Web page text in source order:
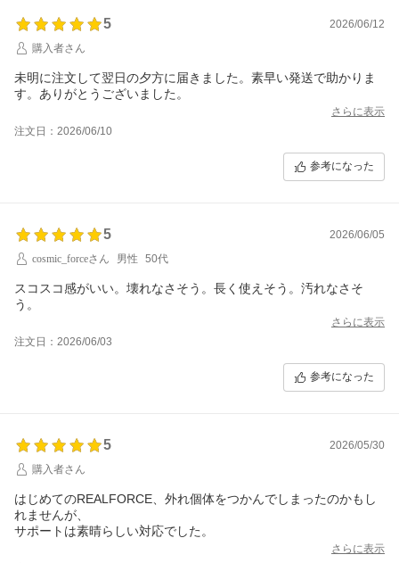
5
2026/06/12
購入者さん
未明に注文して翌日の夕方に届きました。素早い発送で助かりま
す。ありがとうございました。
さらに表示
注文日：2026/06/10
参考になった
5
2026/06/05
cosmic_forceさん
男性 50代
スコスコ感がいい。壊れなさそう。長く使えそう。汚れなさそ
う。
さらに表示
注文日：2026/06/03
参考になった
5
2026/05/30
購入者さん
はじめてのREALFORCE、外れ個体をつかんでしまったのかもし
れませんが、
サポートは素晴らしい対応でした。
さらに表示